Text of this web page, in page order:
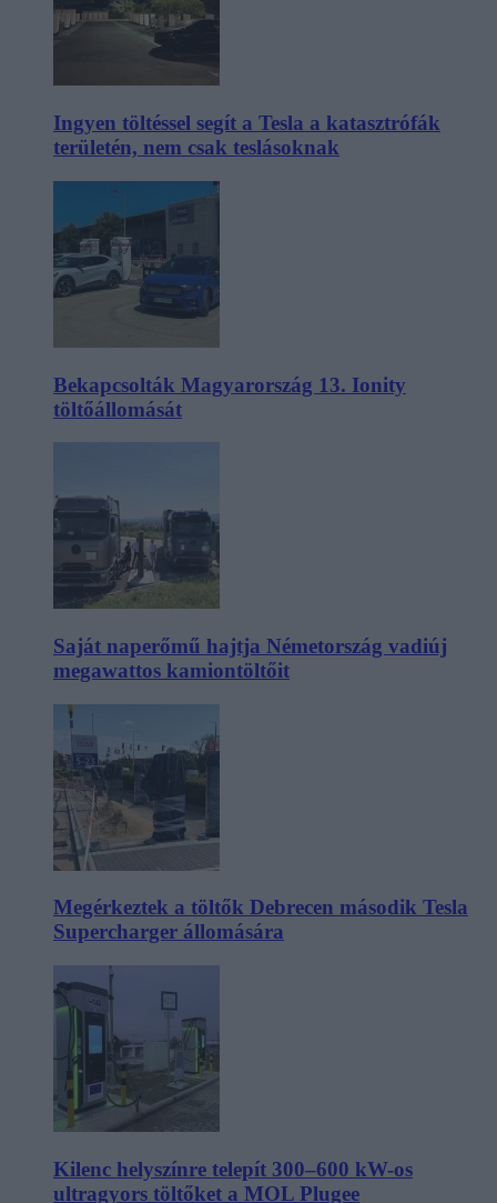
Ingyen töltéssel segít a Tesla a katasztrófák
területén, nem csak teslásoknak
Bekapcsolták Magyarország 13. Ionity
töltőállomását
Saját naperőmű hajtja Németország vadiúj
megawattos kamiontöltőit
Megérkeztek a töltők Debrecen második Tesla
Supercharger állomására
Kilenc helyszínre telepít 300–600 kW-os
ultragyors töltőket a MOL Plugee